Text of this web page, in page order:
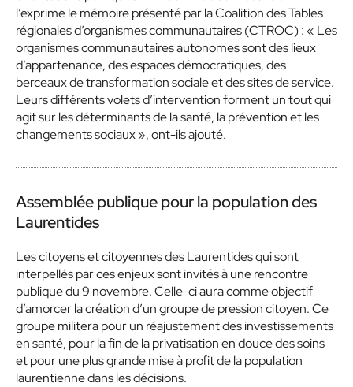
l’exprime le mémoire présenté par la Coalition des Tables
régionales d’organismes communautaires (CTROC) : « Les
organismes communautaires autonomes sont des lieux
d’appartenance, des espaces démocratiques, des
berceaux de transformation sociale et des sites de service.
Leurs différents volets d’intervention forment un tout qui
agit sur les déterminants de la santé, la prévention et les
changements sociaux », ont-ils ajouté.
Assemblée publique pour la population des
Laurentides
Les citoyens et citoyennes des Laurentides qui sont
interpellés par ces enjeux sont invités à une rencontre
publique du 9 novembre. Celle-ci aura comme objectif
d’amorcer la création d’un groupe de pression citoyen. Ce
groupe militera pour un réajustement des investissements
en santé, pour la fin de la privatisation en douce des soins
et pour une plus grande mise à profit de la population
laurentienne dans les décisions.